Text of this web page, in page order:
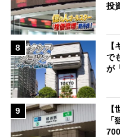
投
8
で
が
9